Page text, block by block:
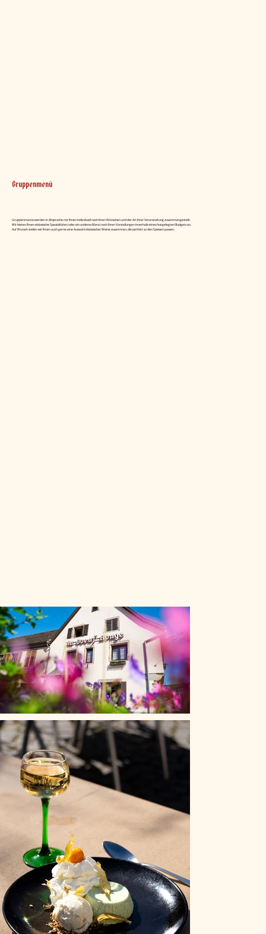
Gruppenmenü
Gruppenmenüs werden in Absprache mit Ihnen individuell nach Ihren Wünschen und der Art Ihrer Veranstaltung zusammengestellt.
Wir bieten Ihnen elsässische Spezialitäten oder ein anderes Menü nach Ihren Vorstellungen innerhalb eines festgelegten Budgets an.
Auf Wunsch stellen wir Ihnen auch gerne eine Auswahl elsässischer Weine zusammen, die perfekt zu den Speisen passen.